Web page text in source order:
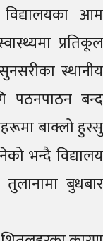
आम
प्रतिकूल
स्थानीय
पठनपाठन बन्द
बाक्लो हुस्सु
भन्दै विद्यालय
बुधबार